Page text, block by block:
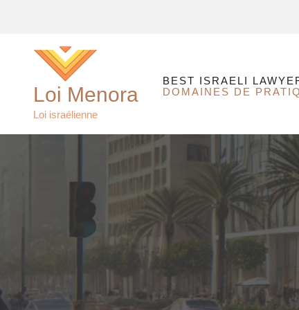
Loi Menora
Loi israélienne
BEST ISRAELI
DOMAINES DE